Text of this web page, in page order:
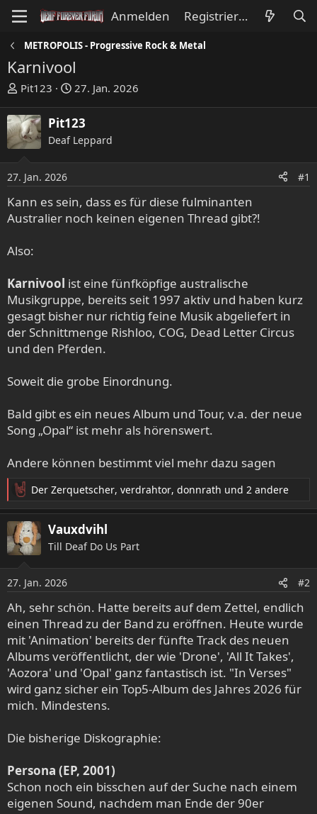
Anmelden Registrieren
METROPOLIS - Progressive Rock & Metal
Karnivool
E
s
t
e
l
r
Pit123
E
s
t
e
l
a
m
27. Jan. 2026
Pit123
Deaf Leppard
27. Jan. 2026 #1
Kann es sein, dass es für diese fulminanten
Australier noch keinen eigenen Thread gibt?!
Also:
Karnivool ist eine fünfköpfige australische
Musikgruppe, bereits seit 1997 aktiv und haben kurz
gesagt bisher nur richtig feine Musik abgeliefert in
der Schnittmenge Rishloo, COG, Dead Letter Circus
und den Pferden.
Soweit die grobe Einordnung.
Bald gibt es ein neues Album und Tour, v.a. der neue
Song „Opal“ ist mehr als hörenswert.
Andere können bestimmt viel mehr dazu sagen
R
e
a
k
t
n
e
n
:
Der Zerquetscher, verdrahtor, donnrath und 2 andere
Vauxdvihl
Till Deaf Do Us Part
27. Jan. 2026 #2
Ah, sehr schön. Hatte bereits auf dem Zettel, endlich
einen Thread zu der Band zu eröffnen. Heute wurde
mit 'Animation' bereits der fünfte Track des neuen
Albums veröffentlicht, der wie 'Drone', 'All It Takes',
'Aozora' und 'Opal' ganz fantastisch ist. "In Verses"
wird ganz sicher ein Top5-Album des Jahres 2026 für
mich. Mindestens.
Die bisherige Diskographie:
Persona (EP, 2001)
Schon noch ein bisschen auf der Suche nach einem
eigenen Sound, nachdem man Ende der 90er